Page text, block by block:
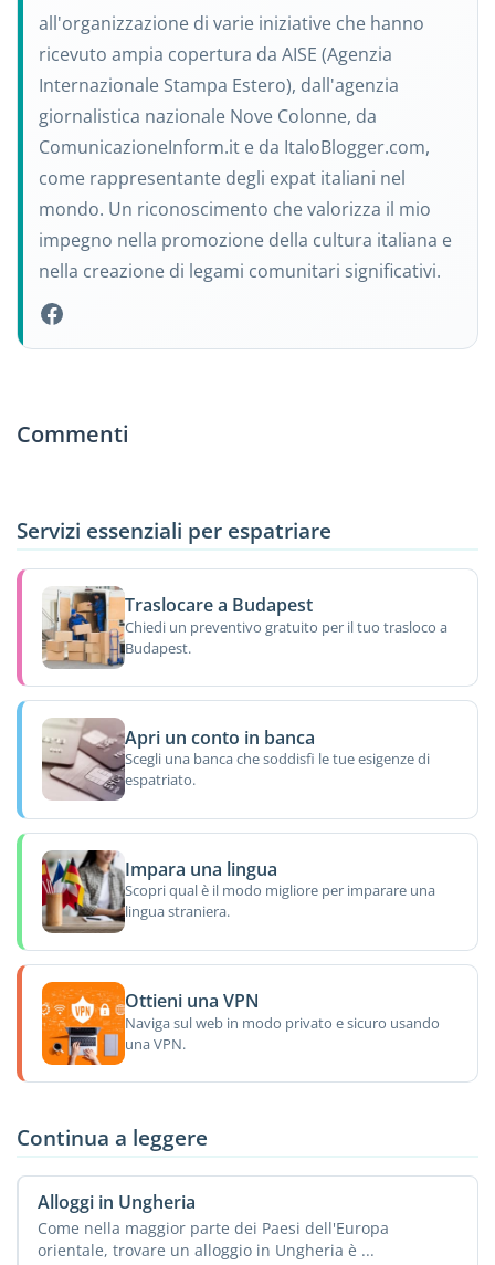
all'organizzazione di varie iniziative che hanno
ricevuto ampia copertura da AISE (Agenzia
Internazionale Stampa Estero), dall'agenzia
giornalistica nazionale Nove Colonne, da
ComunicazioneInform.it e da ItaloBlogger.com,
come rappresentante degli expat italiani nel
mondo. Un riconoscimento che valorizza il mio
impegno nella promozione della cultura italiana e
nella creazione di legami comunitari significativi.
Commenti
Servizi essenziali per espatriare
Traslocare a Budapest
Chiedi un preventivo gratuito per il tuo trasloco a
Budapest.
Apri un conto in banca
Scegli una banca che soddisfi le tue esigenze di
espatriato.
Impara una lingua
Scopri qual è il modo migliore per imparare una
lingua straniera.
Ottieni una VPN
Naviga sul web in modo privato e sicuro usando
una VPN.
Continua a leggere
Alloggi in Ungheria
Come nella maggior parte dei Paesi dell'Europa
orientale, trovare un alloggio in Ungheria è ...